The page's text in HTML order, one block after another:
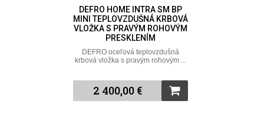
DEFRO HOME INTRA SM BP
MINI TEPLOVZDUŠNÁ KRBOVÁ
VLOŽKA S PRAVÝM ROHOVÝM
PRESKLENÍM
DEFRO oceľová teplovzdušná
krbová vložka s pravým rohovým ...
2 400,00 €